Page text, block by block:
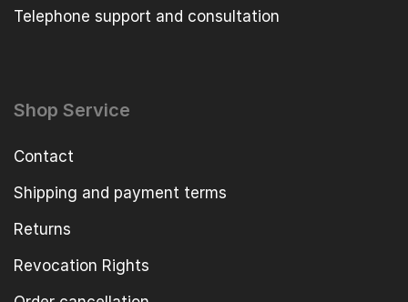
Telephone support and consultation
Shop Service
Contact
Shipping and payment terms
Returns
Revocation Rights